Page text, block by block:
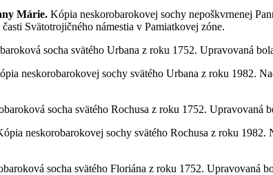
Márie. Kópia neskorobarokovej sochy nepoškvrnenej
Svätotrojičného námestia v Pamiatkovej zóne.
socha svätého Urbana z roku 1752. Upravovaná
neskorobarokovej sochy svätého Urbana z roku 1982.
socha svätého Rochusa z roku 1752.
neskorobarokovej sochy svätého Rochusa z roku
socha svätého Floriána z roku 1752. Upravovaná